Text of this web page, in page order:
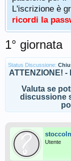
L'iscrizione è
ricordi la
1° giornata
Status Discussione:
ATTENZIONE!
Valuta se
discussione
Utente